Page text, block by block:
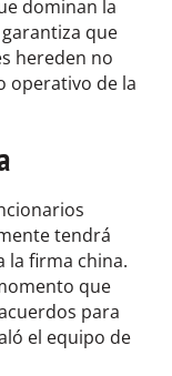
dominan la
que
hereden no
operativo de la
tendrá
la firma china.
que
para
el equipo de